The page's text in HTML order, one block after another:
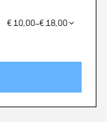
€ 10,00–€ 18,00